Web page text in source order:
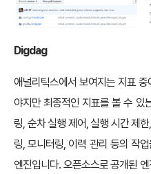
Digdag
애널리틱스에서 보여지는 지표
야지만 최종적인 지표를 볼 수 있
링, 순차 실행 제어, 실행 시간 제
링, 모니터링, 이력 관리 등의 작
엔진입니다. 오픈소스로 공개된